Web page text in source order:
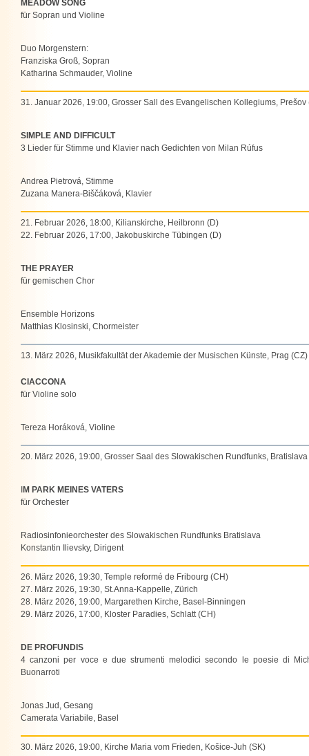
MEADOW SONG
für Sopran und Violine
Duo Morgenstern:
Franziska Groß, Sopran
Katharina Schmauder, Violine
31. Januar 2026, 19:00, Grosser Sall des Evangelischen Kollegiums, Prešov
SIMPLE AND DIFFICULT
3 Lieder für Stimme und Klavier nach Gedichten von Milan Rúfus
Andrea Pietrová, Stimme
Zuzana Manera-Biščáková, Klavier
21. Februar 2026, 18:00, Kilianskirche, Heilbronn (D)
22. Februar 2026, 17:00, Jakobuskirche Tübingen (D)
THE PRAYER
für gemischen Chor
Ensemble Horizons
Matthias Klosinski, Chormeister
13. März 2026, Musikfakultät der Akademie der Musischen Künste, Prag (CZ)
CIACCONA
für Violine solo
Tereza Horáková, Violine
20. März 2026, 19:00, Grosser Saal des Slowakischen Rundfunks, Bratislava
M PARK MEINES VATERS
für Orchester
Radiosinfonieorchester des Slowakischen Rundfunks Bratislava
Konstantin Ilievsky, Dirigent
26. März 2026, 19:30, Temple reformé de Fribourg (CH)
27. März 2026, 19:30, St.Anna-Kappelle, Zürich
28. März 2026, 19:00, Margarethen Kirche, Basel-Binningen
29. März 2026, 17:00, Kloster Paradies, Schlatt (CH)
DE PROFUNDIS
4 canzoni per voce e due strumenti melodici secondo le poesie di
Buonarroti
Jonas Jud, Gesang
Camerata Variabile, Basel
30. März 2026, 19:00, Kirche Maria vom Frieden, Košice-Juh (SK)